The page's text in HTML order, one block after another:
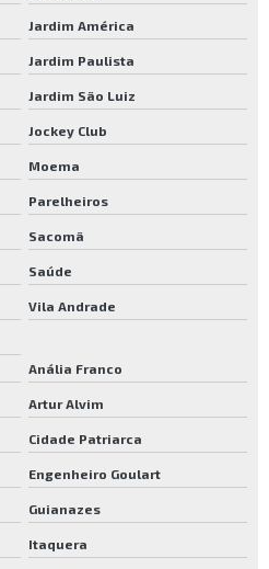
Jardim América
Jardim Paulista
Jardim São Luiz
Jockey Club
Moema
Parelheiros
Sacomã
Saúde
Vila Andrade
Anália Franco
Artur Alvim
Cidade Patriarca
Engenheiro Goulart
Guianazes
Itaquera